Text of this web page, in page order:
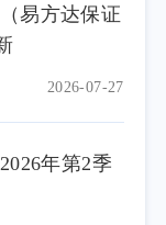
易方达保证
2026-07-27
年第2季